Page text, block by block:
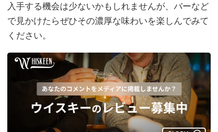
入手する機会は少ないかもしれませんが、バーなど
で見かけたらぜひその濃厚な味わいを楽しんでみて
ください。